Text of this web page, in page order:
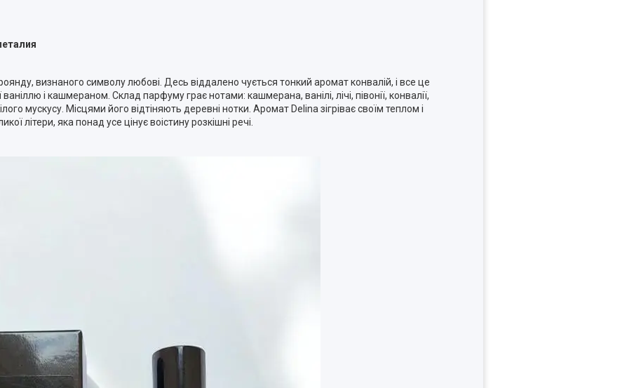
визнаного символу любові. Десь віддалено чується тонкий аромат конвалій, і все це
і кашмераном. Склад парфуму грає нотами: кашмерана, ванілі, лічі, півонії, конвалії,
мускусу. Місцями його відтіняють деревні нотки. Аромат Delina зігріває своїм теплом і
літери, яка понад усе цінує воістину розкішні речі.